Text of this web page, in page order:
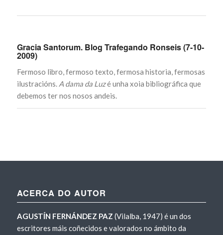
Gracia Santorum. Blog Trafegando Ronseis (7-10-
2009)
Fermoso libro, fermoso texto, fermosa historia, fermosas
ilustracións. A dama da Luzé unha xoia bibliográfica que
debemos ter nos nosos andeis.
ACERCA DO AUTOR
AGUSTÍN FERNÁNDEZ PAZ (Vilalba, 1947) é un dos
escritores máis coñecidos e valorados no ámbito da